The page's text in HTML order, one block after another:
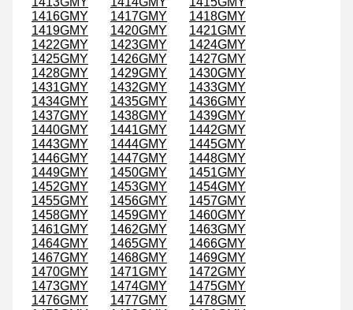
1416GMY
1417GMY
1418GMY
1419GMY
1420GMY
1421GMY
1422GMY
1423GMY
1424GMY
1425GMY
1426GMY
1427GMY
1428GMY
1429GMY
1430GMY
1431GMY
1432GMY
1433GMY
1434GMY
1435GMY
1436GMY
1437GMY
1438GMY
1439GMY
1440GMY
1441GMY
1442GMY
1443GMY
1444GMY
1445GMY
1446GMY
1447GMY
1448GMY
1449GMY
1450GMY
1451GMY
1452GMY
1453GMY
1454GMY
1455GMY
1456GMY
1457GMY
1458GMY
1459GMY
1460GMY
1461GMY
1462GMY
1463GMY
1464GMY
1465GMY
1466GMY
1467GMY
1468GMY
1469GMY
1470GMY
1471GMY
1472GMY
1473GMY
1474GMY
1475GMY
1476GMY
1477GMY
1478GMY